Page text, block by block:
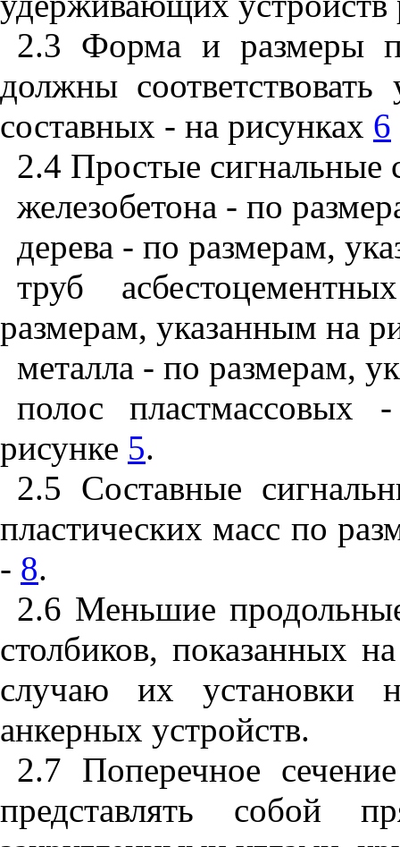
2.3 Форма и размеры
должны
составных - на рисунках 6
2.4 Простые сигнальные
железобетона - по
дерева - по размерам,
труб
размерам, указанным на
металла - по размерам,
полос
рисунке 5.
2.5 Составные
пластических масс по
- 8.
2.6 Меньшие
столбиков, показанных
случаю их установки
анкерных устройств.
2.7 Поперечное
представлять собой